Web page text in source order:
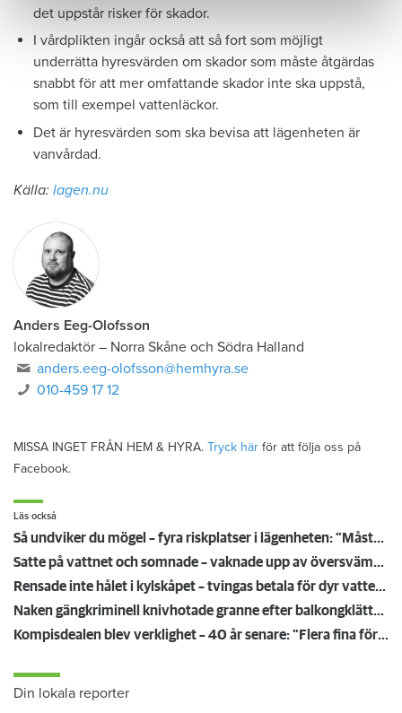
det uppstår risker för skador.
I vårdplikten ingår också att så fort som möjligt
underrätta hyresvärden om skador som måste åtgärdas
snabbt för att mer omfattande skador inte ska uppstå,
som till exempel vattenläckor.
Det är hyresvärden som ska bevisa att lägenheten är
vanvårdad.
Källa: lagen.nu
Anders Eeg-Olofsson
lokalredaktör – Norra Skåne och Södra Halland
anders.eeg-olofsson@hemhyra.se
010-459 17 12
MISSA INGET FRÅN HEM & HYRA. Tryck här för att följa oss på
Facebook.
Läs också
Så undviker du mögel – fyra riskplatser i lägenheten: ”Måste städa bort”
Satte på vattnet och somnade – vaknade upp av översvämning hos grannen
Rensade inte hålet i kylskåpet – tvingas betala för dyr vattenskada
Naken gängkriminell knivhotade granne efter balkongklättring
Kompisdealen blev verklighet – 40 år senare: "Flera fina fördelar med att dela bostad"
Din lokala reporter